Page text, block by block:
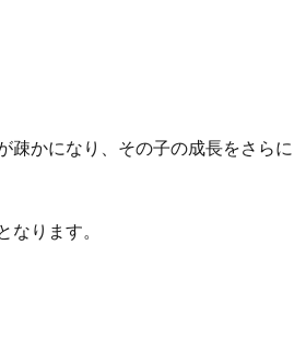
疎かになり、その子の成長をさらに
ります。